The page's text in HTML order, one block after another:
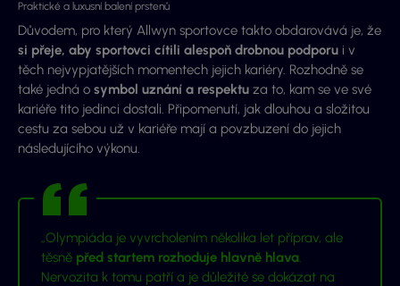
Praktické a luxusní balení prstenů
Důvodem, pro který Allwyn sportovce takto obdarovává je, že
si přeje, aby sportovci cítili alespoň drobnou podporu i v
těch nejvypjatějších momentech jejich kariéry. Rozhodně se
také jedná o symbol uznání a respektu za to, kam se ve své
kariéře tito jedinci dostali. Připomenutí, jak dlouhou a složitou
cestu za sebou už v kariéře mají a povzbuzení do jejich
následujícího výkonu.
„Olympiáda je vyvrcholením několika let příprav, ale
těsně před startem rozhoduje hlavně hlava.
Nervozita k tomu patří a je důležité se dokázat na